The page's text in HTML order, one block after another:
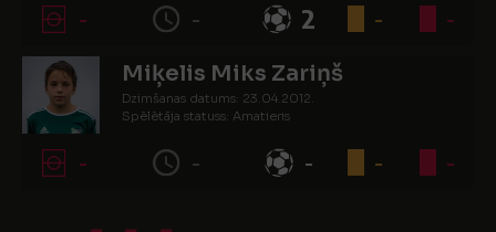
- - 2 - -
Miķelis Miks Zariņš
Dzimšanas datums: 23.04.2012.
Spēlētāja statuss: Amatieris
- - - - -